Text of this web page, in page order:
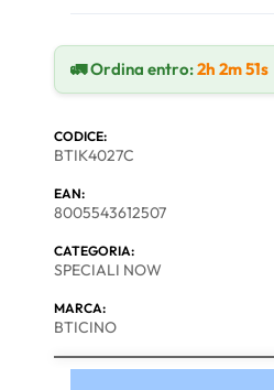
🚛 Ordina entro:2h 2m 50s
CODICE:
BTIK4027C
EAN:
8005543612507
CATEGORIA:
SPECIALI NOW
MARCA:
BTICINO